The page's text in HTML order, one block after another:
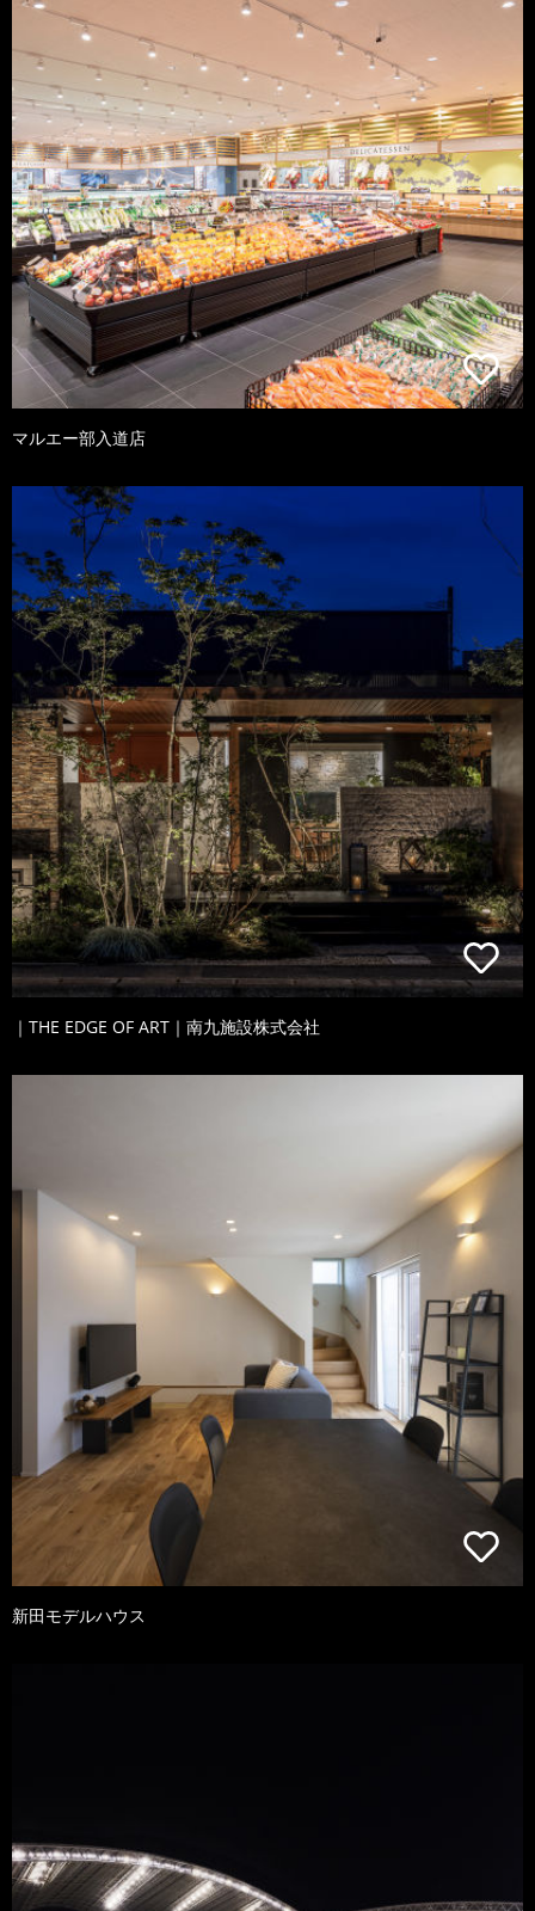
マルエー部入道店
｜THE EDGE OF ART｜南九施設株式会社
新田モデルハウス